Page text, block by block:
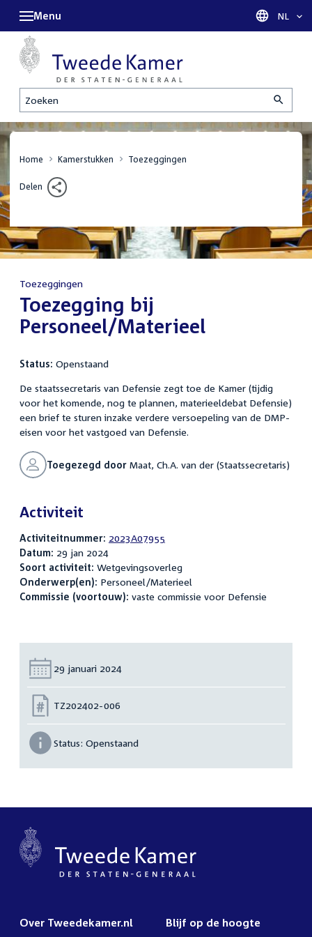
Zoeken
Menu Taal
NL
Home Kamerstukken Toezeggingen
Delen
Toezeggingen
:Toezegging bij
Personeel/Materieel
Status: Openstaand
De staatssecretaris van Defensie zegt toe de Kamer (tijdig
voor het komende, nog te plannen, materieeldebat Defensie)
een brief te sturen inzake verdere versoepeling van de DMP-
eisen voor het vastgoed van Defensie.
Toegezegd doorMaat, Ch.A. van der (Staatssecretaris)
Activiteit
Activiteitnummer: 2023A07955
Datum: 29 jan 2024
Soort activiteit: Wetgevingsoverleg
Onderwerp(en): Personeel/Materieel
Commissie (voortouw): vaste commissie voor Defensie
Datum:
29 januari 2024
Nummer:
TZ202402-006
Status: Openstaand
Over Tweedekamer.nl Blijf op de hoogte